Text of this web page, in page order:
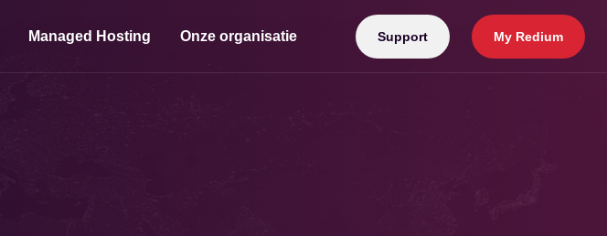
Managed Hosting Onze organisatie Support My Redium